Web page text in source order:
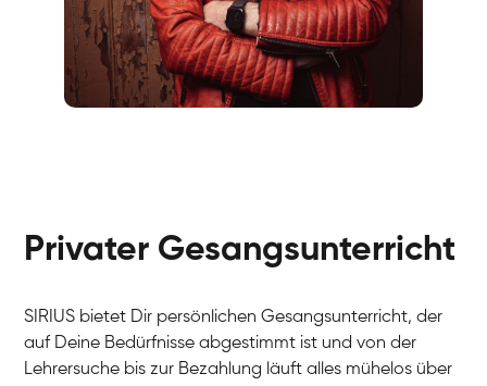
Gesang / Vocal
Anna
Gesang / Vocal
Gesang / Vocal
Gesang / Vocal
Privater Gesangsunterricht
SIRIUS bietet Dir persönlichen Gesangsunterricht, der
auf Deine Bedürfnisse abgestimmt ist und von der
Lehrersuche bis zur Bezahlung läuft alles mühelos über